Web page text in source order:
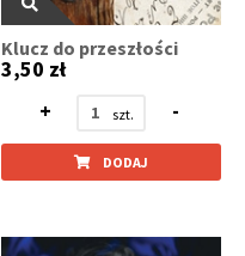
Klucz do przeszłości
3,50 zł
+
-
DODAJ